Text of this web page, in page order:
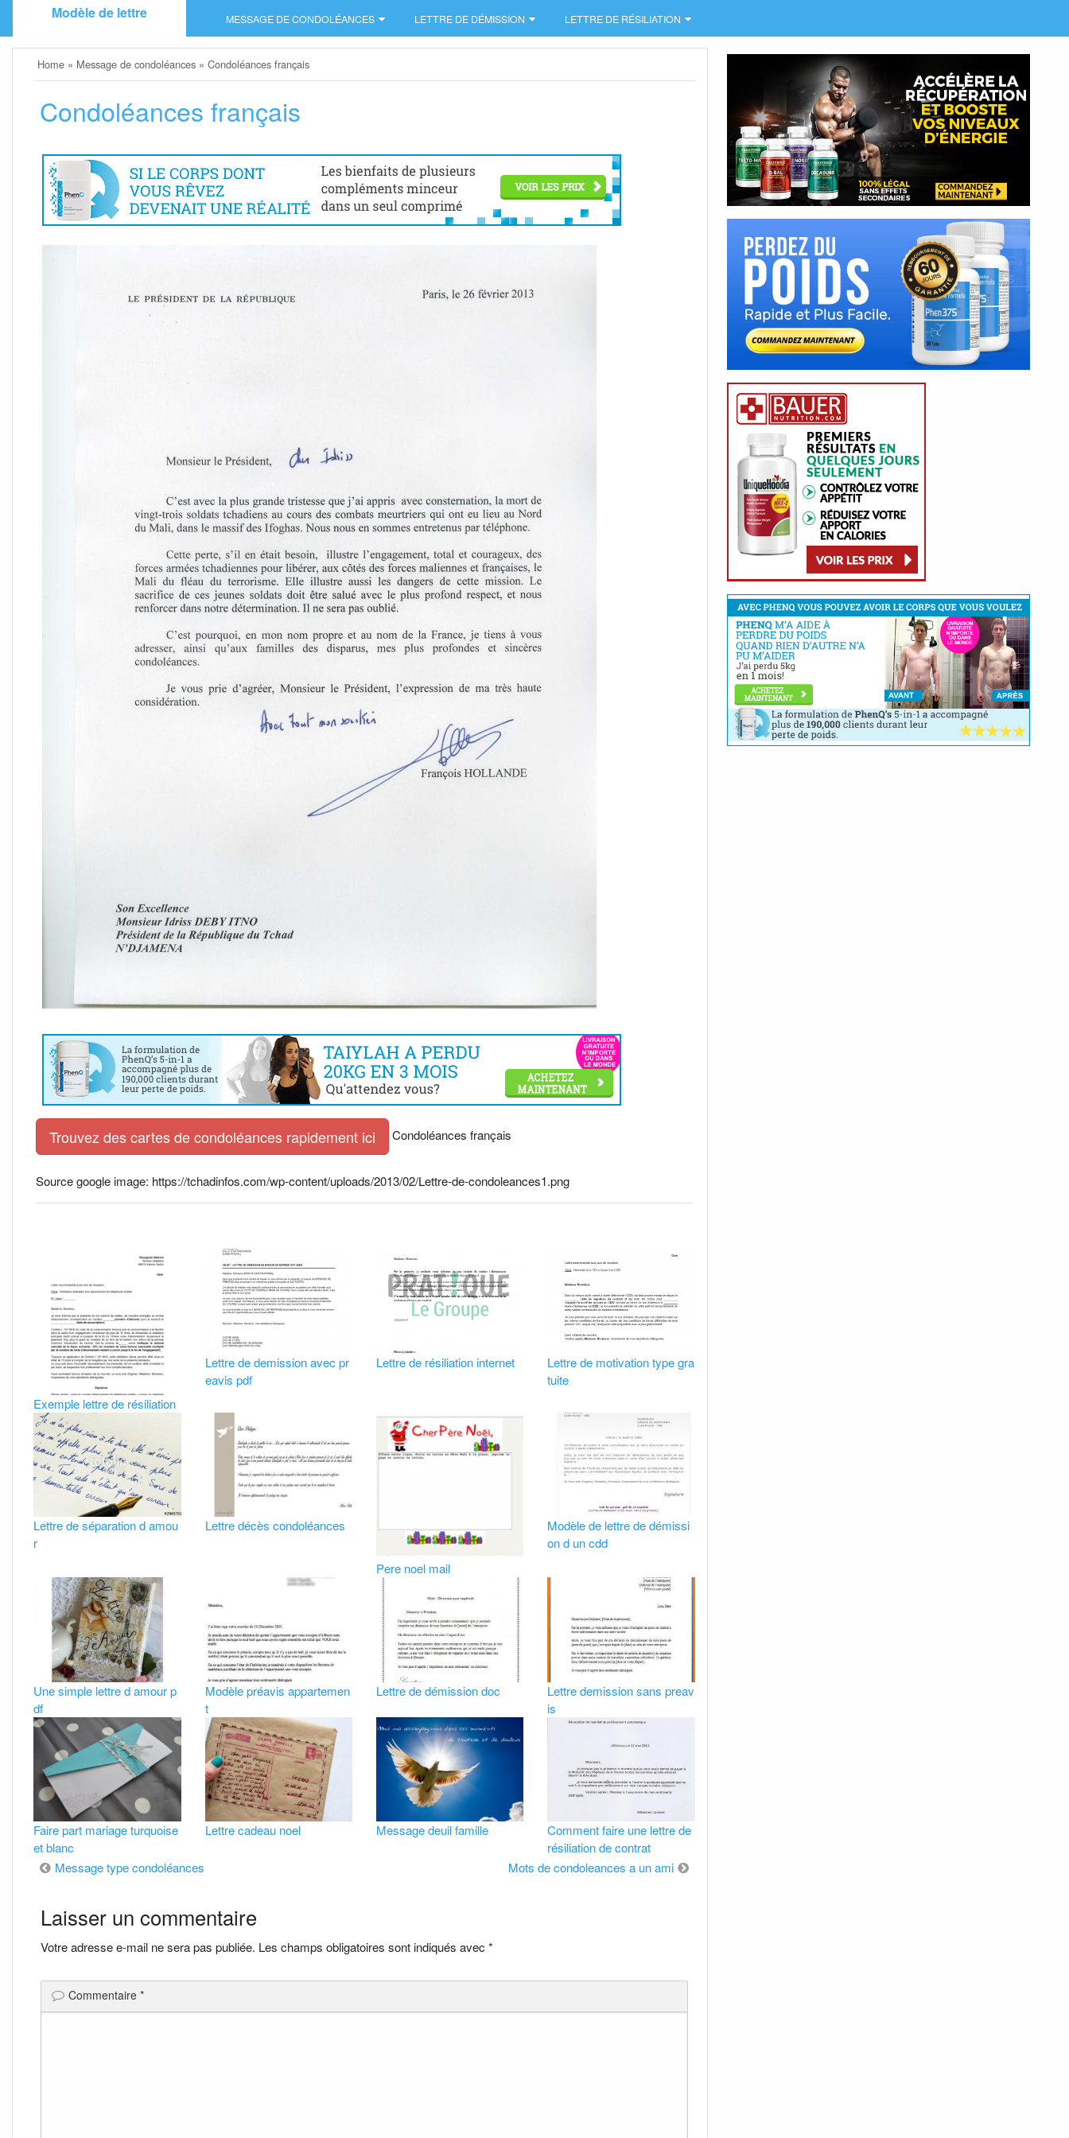
Modèle de lettre MESSAGE DE CONDOLÉANCES LETTRE DE DÉMISSION LETTRE DE RÉSILIATION
Home » Message de condoléances »Condoléances français
Condoléances français
Trouvez des cartes de condoléances rapidement ici Condoléances français
Source google image: https://tchadinfos.com/wp-content/uploads/2013/02/Lettre-de-condoleances1.png
Exemple lettre de résiliation
Lettre de demission avec pr
eavis pdf
Lettre de résiliation internet
Lettre de motivation type gra
tuite
Lettre de séparation d amou
r
Lettre décès condoléances
Pere noel mail
Modèle de lettre de démissi
on d un cdd
Une simple lettre d amour p
df
Modèle préavis appartemen
t
Lettre de démission doc
Lettre demission sans preav
is
Faire part mariage turquoise
et blanc
Lettre cadeau noel Message deuil famille
Comment faire une lettre de
résiliation de contrat
Navigation
de
l’article
Message type condoléances Mots de condoleances a un ami
Laisser un commentaire
Votre adresse e-mail ne sera pas publiée. Les champs obligatoires sont indiqués avec *
Commentaire *